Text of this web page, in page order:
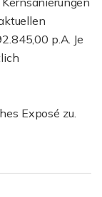
p.A. Je
Exposé zu.